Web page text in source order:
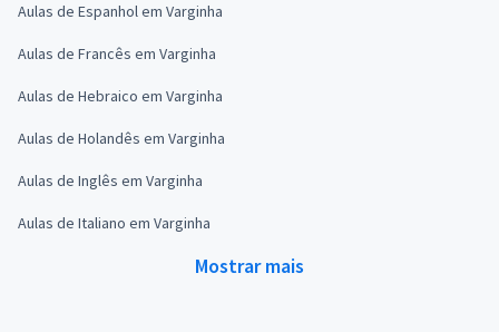
Aulas de Espanhol em Varginha
Aulas de Francês em Varginha
Aulas de Hebraico em Varginha
Aulas de Holandês em Varginha
Aulas de Inglês em Varginha
Aulas de Italiano em Varginha
Mostrar mais